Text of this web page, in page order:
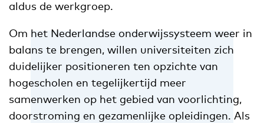
aldus de werkgroep.
Om het Nederlandse onderwijssysteem weer in
balans te brengen, willen universiteiten zich
duidelijker positioneren ten opzichte van
hogescholen en tegelijkertijd meer
samenwerken op het gebied van voorlichting,
doorstroming en gezamenlijke opleidingen. Als